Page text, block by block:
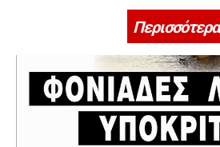
Περισσότερα